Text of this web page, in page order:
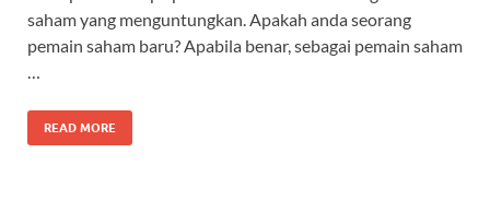
saham yang menguntungkan. Apakah anda seorang
pemain saham baru? Apabila benar, sebagai pemain saham
…
READ MORE